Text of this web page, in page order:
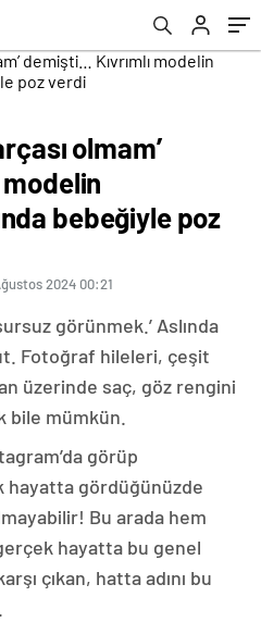
olmam’
modelin
bebeğiyle poz
2024 00:21
görünmek.’ Aslında
Fotoğraf hileleri, çeşit
üzerinde saç, göz rengini
bile mümkün.
görüp
hayatta gördüğünüzde
Bu arada hem
hayatta bu genel
çıkan, hatta adını bu